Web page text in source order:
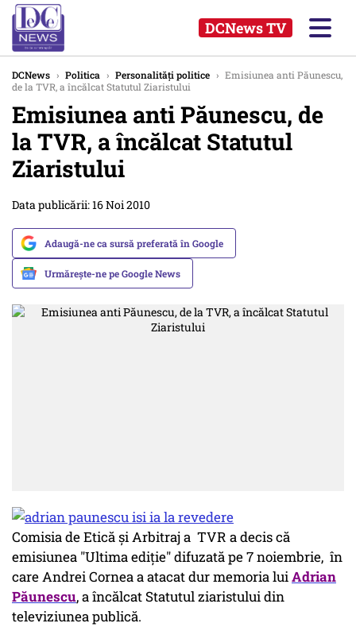
DCNews TV
DCNews › Politica › Personalități politice › Emisiunea anti Păunescu,
de la TVR, a încălcat Statutul Ziaristului
Emisiunea anti Păunescu, de
la TVR, a încălcat Statutul
Ziaristului
Data publicării: 16 Noi 2010
Adaugă-ne ca sursă preferată în Google
Urmărește-ne pe Google News
Comisia de Etică şi Arbitraj a TVR a decis că
emisiunea "Ultima ediţie" difuzată pe 7 noiembrie, în
care Andrei Cornea a atacat dur memoria luiAdrian
Păunescu, a încălcat Statutul ziaristului din
televiziunea publică.